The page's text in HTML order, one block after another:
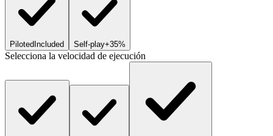
PilotedIncluded Self-play+35%
Selecciona la velocidad de ejecución